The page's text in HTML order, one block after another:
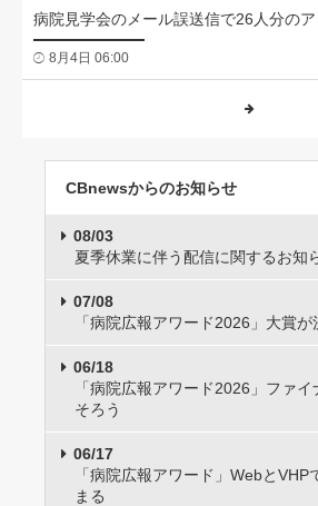
病院見学会のメール誤送信で26人分の
8月4日 06:00
CBnewsからのお知らせ
08/03
夏季休業に伴う配信に関するお知
07/08
「病院広報アワード2026」大賞が
06/18
「病院広報アワード2026」ファ
そろう
06/17
「病院広報アワード」WebとVHP
まる